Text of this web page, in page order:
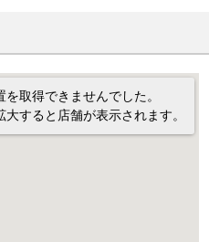
を取得できませんでした。
大すると店舗が表示されます。